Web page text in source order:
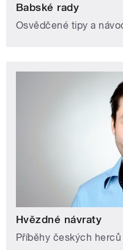
Babské rady
Osvědčené tipy a
Hvězdné návraty
Příběhy českých herců